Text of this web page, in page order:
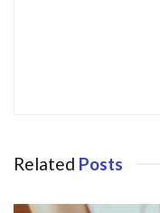
Related Posts